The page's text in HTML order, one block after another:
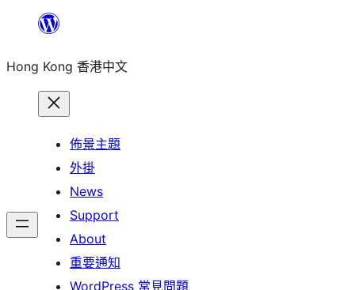
主
Hong Kong 香港中文
佈景主題
外掛
News
Support
About
重要通知
WordPress 常見問題